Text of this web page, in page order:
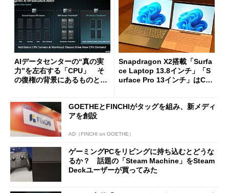
AIデータセンターの“真の実
力”を左右する「CPU」 そ
の復権の背景にあるものと
Snapdragon X2搭載「Surfa
ce Laptop 13.8インチ」「S
urface Pro 13インチ」はCop
た
GOETHEとFINCHIがタッグを組み、新メディ
アを創設
AD（FINCHI on GOETHE）
ゲーミングPCをリビングに持ち込むとどうな
るか？ 話題の「Steam Machine」をSteam
Deckユーザーが買ってみた